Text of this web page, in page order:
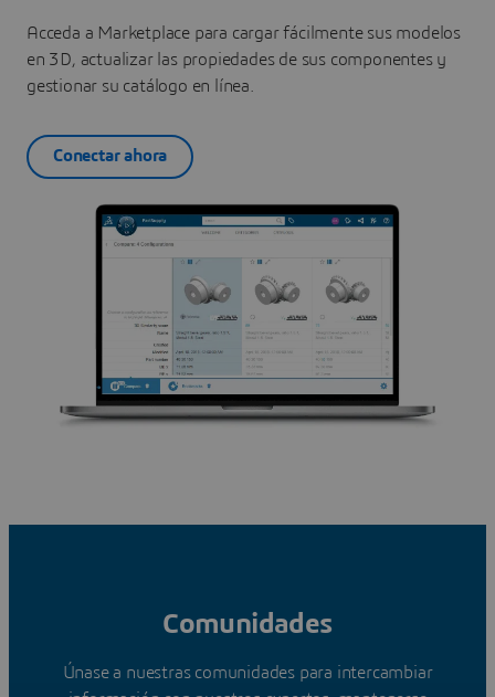
Acceda a Marketplace para cargar fácilmente sus modelos
en 3D, actualizar las propiedades de sus componentes y
gestionar su catálogo en línea.
Conectar ahora
Comunidades
Únase a nuestras comunidades para intercambiar